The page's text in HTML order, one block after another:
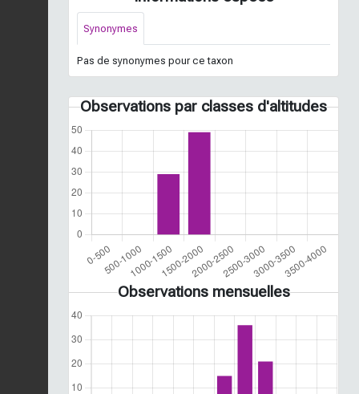
Synonymes
Pas de synonymes pour ce taxon
Observations par classes d'altitudes
Observations mensuelles